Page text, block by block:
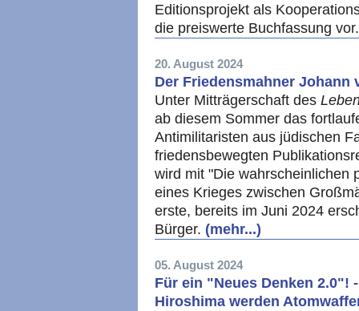
Editionsprojekt als
die preiswerte Buchfassung
20. August 2024
Der Friedensmahner Johann
Unter Mitträgerschaft des
ab diesem Sommer das
Antimilitaristen aus jüdischen
friedensbewegten
wird mit "Die wahrscheinlichen
eines Krieges zwischen
erste, bereits im Juni 2024
Bürger. (mehr...)
05. August 2024
Für ein "Neues Denken 2.0"!
Hiroshima werden